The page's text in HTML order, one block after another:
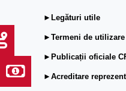
►Legături utile
►Termeni de utilizare
►Publicații oficiale
►Acreditare